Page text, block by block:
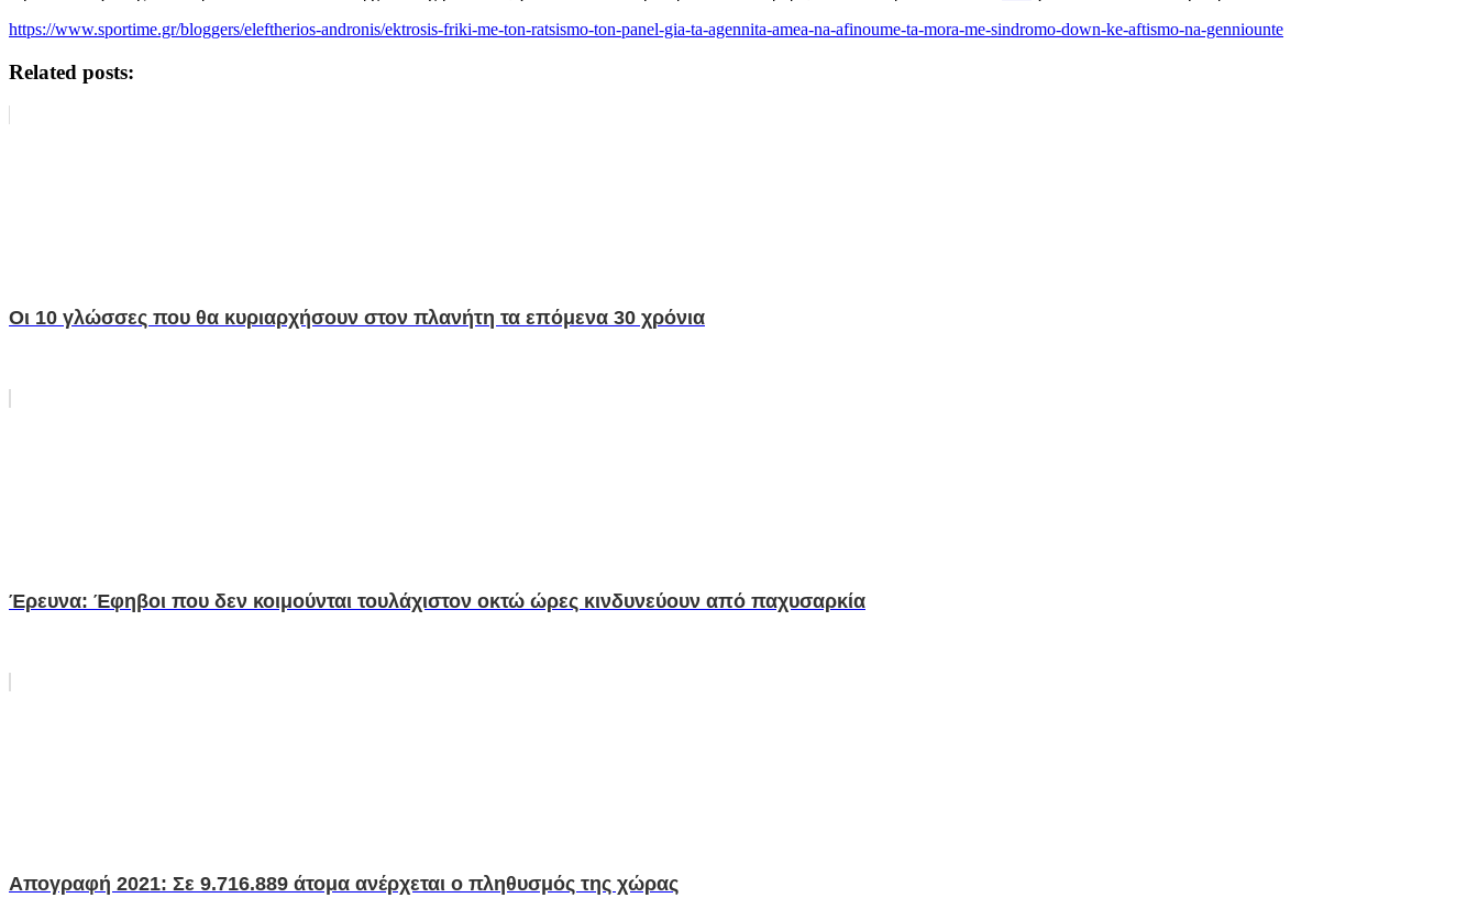
https://www.sportime.gr/bloggers/eleftherios-andronis/ektrosis-friki-me-ton-ratsismo-ton-panel-gia-ta-agennita-amea-na-afinoume-ta-mora-me-sindromo-down-ke-aftismo-na-genniounte
Related posts:
Οι 10 γλώσσες που θα κυριαρχήσουν στον πλανήτη τα επόμενα 30 χρόνια
Έρευνα: Έφηβοι που δεν κοιμούνται τουλάχιστον οκτώ ώρες κινδυνεύουν από παχυσαρκία
Απογραφή 2021: Σε 9.716.889 άτομα ανέρχεται ο πληθυσμός της χώρας